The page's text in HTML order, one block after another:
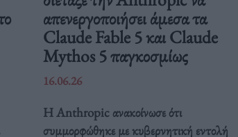
απενεργοποιήσει άμεσα τα
Claude Fable 5 και Claude
Mythos 5 παγκοσμίως
16.06.26
Η Anthropic ανακοίνωσε ότι
συμμορφώθηκε με κυβερνητική εντολή